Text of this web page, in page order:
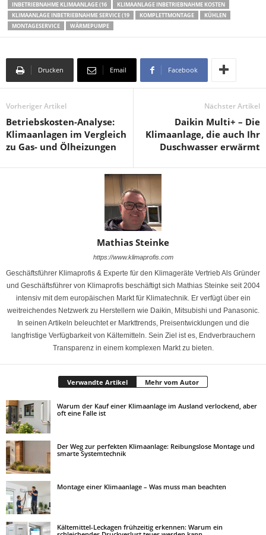
INBETRIEBNAHME KLIMAANLAGE (16
KLIMAANLAGE INBETRIEBNAHME KOSTEN
KLIMAANLAGE INBETRIEBNAHME SERVICE (19
KOMPLETTMONTAGE
KÜHLEN
MONTAGESERVICE
WÄRMEPUMPE
Drucken Email Facebook
Vorheriger Artikel
Betriebskosten-Analyse:
Klimaanlagen im Vergleich
zu Gas- und Ölheizungen
Nächster Artikel
Daikin Multi+ – Die
Klimaanlage, die auch Ihr
Duschwasser erwärmt
Mathias Steinke
https://www.klimaprofis.com
Geschäftsführer Klimaprofis & Experte für den Klimageräte Vertrieb Als Gründer
und Geschäftsführer von Klimaprofis beschäftigt sich Mathias Steinke seit 2004
intensiv mit dem europäischen Markt für Klimatechnik. Er verfügt über ein
weitreichendes Netzwerk zu Herstellern wie Daikin, Mitsubishi und Panasonic.
In seinen Artikeln beleuchtet er Markttrends, Preisentwicklungen und die
langfristige Verfügbarkeit von Kältemitteln. Sein Ziel ist es, Endverbrauchern
Transparenz in einem komplexen Markt zu bieten.
Verwandte Artikel Mehr vom Autor
Warum der Kauf einer Klimaanlage im Ausland verlockend, aber
oft eine Falle ist
Der Weg zur perfekten Klimaanlage: Reibungslose Montage und
smarte Systemtechnik
Montage einer Klimaanlage – Was muss man beachten
Kältemittel-Leckagen frühzeitig erkennen: Warum ein